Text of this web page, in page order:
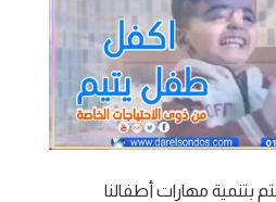
بتنمية مهارات أطفالنا